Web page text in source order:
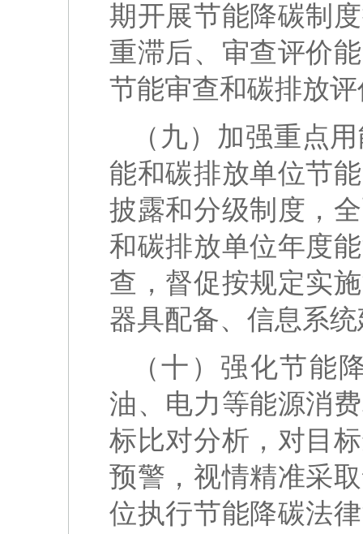
期开展节能降碳制
重滞后、审查评价
节能审查和碳排放
（九）加强重点
能和碳排放单位节
披露和分级制度，
和碳排放单位年度
查，督促按规定实
器具配备、信息系
（十）强化节能
油、电力等能源消
标比对分析，对目
预警，视情精准采
位执行节能降碳法